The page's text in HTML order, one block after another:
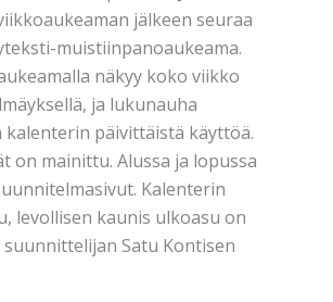
jälkeen seuraa
muistiinpanoaukeama.
näkyy koko viikko
ja lukunauha
kalenterin päivittäistä käyttöä.
on mainittu. Alussa ja lopussa
Kalenterin
levollisen kaunis ulkoasu on
Satu Kontisen